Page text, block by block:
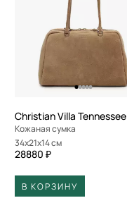
Christian Villa Tennessee
Кожаная сумка
34x21x14 см
28880 ₽
В КОРЗИНУ